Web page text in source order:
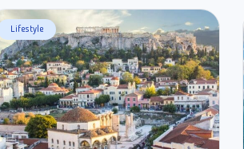
Lifestyle